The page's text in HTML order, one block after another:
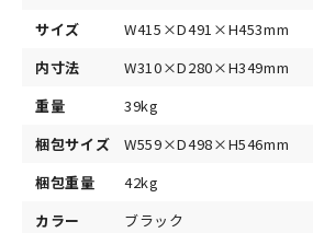
サイズ
W415×D491×H453mm
内寸法
W310×D280×H349mm
重量
39kg
梱包サイズ
W559×D498×H546mm
梱包重量
42kg
カラー
ブラック